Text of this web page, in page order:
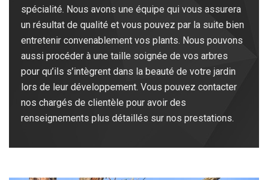
spécialité. Nous avons une équipe qui vous assurera
un résultat de qualité et vous pouvez par la suite bien
entretenir convenablement vos plants. Nous pouvons
aussi procéder à une taille soignée de vos arbres
pour qu’ils s’intègrent dans la beauté de votre jardin
lors de leur développement. Vous pouvez contacter
nos chargés de clientèle pour avoir des
renseignements plus détaillés sur nos prestations.